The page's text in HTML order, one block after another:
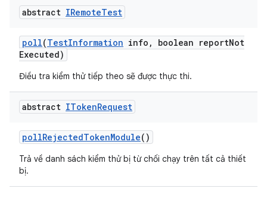
abstract IRemoteTest
poll(TestInformation info , boolean reportNot
Executed)
Điều tra kiểm thử tiếp theo sẽ được thực thi.
abstract ITokenRequest
pollRejectedTokenModule()
Trả về danh sách kiểm thử bị từ chối chạy trên tất cả thiết
bị.